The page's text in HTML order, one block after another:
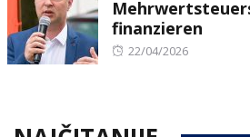
finanzieren
Posted
22/04/2026